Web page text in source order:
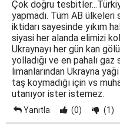
Çok doğru
yapmadı. Tüm AB ülkeleri
iktidarı sayesinde yıkım
siyasi her alanda elimizi
Ukraynayı her gün kan
yolladığı ve en pahalı gaz
limanlarından Ukrayna
taş koymadığı için vs
utanıyor ister istemez.
Yanıtla (0) (1)